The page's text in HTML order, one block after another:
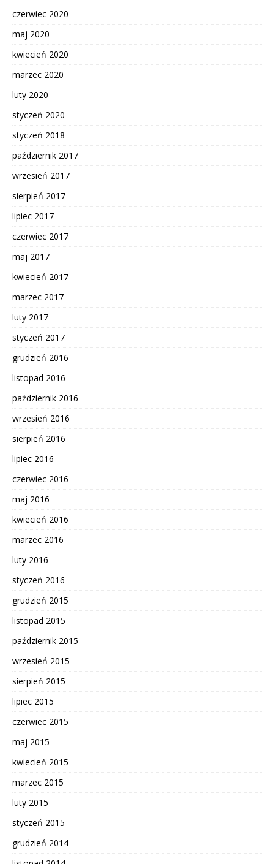
czerwiec 2020
maj 2020
kwiecień 2020
marzec 2020
luty 2020
styczeń 2020
styczeń 2018
październik 2017
wrzesień 2017
sierpień 2017
lipiec 2017
czerwiec 2017
maj 2017
kwiecień 2017
marzec 2017
luty 2017
styczeń 2017
grudzień 2016
listopad 2016
październik 2016
wrzesień 2016
sierpień 2016
lipiec 2016
czerwiec 2016
maj 2016
kwiecień 2016
marzec 2016
luty 2016
styczeń 2016
grudzień 2015
listopad 2015
październik 2015
wrzesień 2015
sierpień 2015
lipiec 2015
czerwiec 2015
maj 2015
kwiecień 2015
marzec 2015
luty 2015
styczeń 2015
grudzień 2014